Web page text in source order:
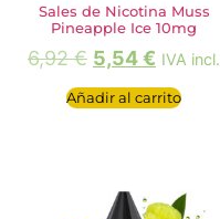
Sales de Nicotina Muss
Pineapple Ice 10mg
6,92€ 5,54€ IVA incl.
Añadir al carrito